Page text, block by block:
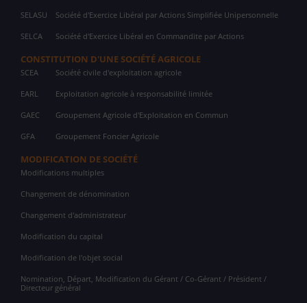
SELASU Société d'Exercice Libéral par Actions Simplifiée Unipersonnelle
SELCA Société d'Exercice Libéral en Commandite par Actions
CONSTITUTION D'UNE SOCIÉTÉ AGRICOLE
SCEA Société civile d'exploitation agricole
EARL Exploitation agricole à responsabilité limitée
GAEC Groupement Agricole d'Exploitation en Commun
GFA Groupement Foncier Agricole
MODIFICATION DE SOCIÉTÉ
Modifications multiples
Changement de dénomination
Changement d'administrateur
Modification du capital
Modification de l'objet social
Nomination, Départ, Modification du Gérant / Co-Gérant / Président /
Directeur général